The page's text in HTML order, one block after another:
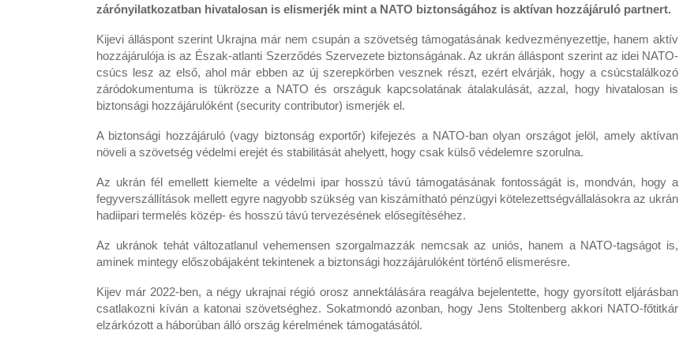
zárónyilatkozatban hivatalosan is elismerjék mint a NATO biztonságához is aktívan hozzájáruló partnert.
Kijevi álláspont szerint Ukrajna már nem csupán a szövetség támogatásának kedvezményezettje, hanem aktív
hozzájárulója is az Észak-atlanti Szerződés Szervezete biztonságának. Az ukrán álláspont szerint az idei NATO-
csúcs lesz az első, ahol már ebben az új szerepkörben vesznek részt, ezért elvárják, hogy a csúcstalálkozó
záródokumentuma is tükrözze a NATO és országuk kapcsolatának átalakulását, azzal, hogy hivatalosan is
biztonsági hozzájárulóként (security contributor) ismerjék el.
A biztonsági hozzájáruló (vagy biztonság exportőr) kifejezés a NATO-ban olyan országot jelöl, amely aktívan
növeli a szövetség védelmi erejét és stabilitását ahelyett, hogy csak külső védelemre szorulna.
Az ukrán fél emellett kiemelte a védelmi ipar hosszú távú támogatásának fontosságát is, mondván, hogy a
fegyverszállítások mellett egyre nagyobb szükség van kiszámítható pénzügyi kötelezettségvállalásokra az ukrán
hadiipari termelés közép- és hosszú távú tervezésének elősegítéséhez.
Az ukránok tehát változatlanul vehemensen szorgalmazzák nemcsak az uniós, hanem a NATO-tagságot is,
aminek mintegy előszobájaként tekintenek a biztonsági hozzájárulóként történő elismerésre.
Kijev már 2022-ben, a négy ukrajnai régió orosz annektálására reagálva bejelentette, hogy gyorsított eljárásban
csatlakozni kíván a katonai szövetséghez. Sokatmondó azonban, hogy Jens Stoltenberg akkori NATO-főtitkár
elzárkózott a háborúban álló ország kérelmének támogatásától.